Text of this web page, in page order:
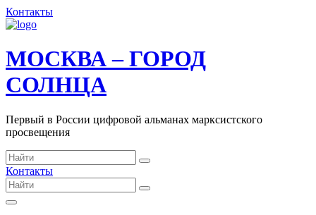
Контакты
МОСКВА – ГОРОД
СОЛНЦА
Первый в России цифровой альманах марксистского
просвещения
Контакты